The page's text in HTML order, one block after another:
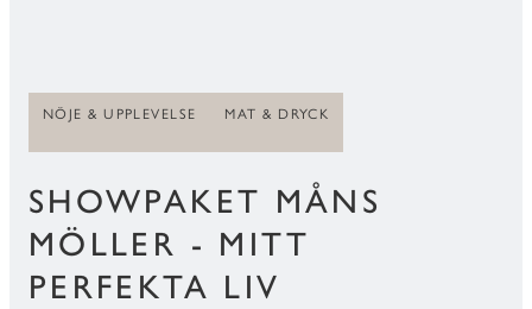
NÖJE & UPPLEVELSE MAT & DRYCK
SHOWPAKET MÅNS
MÖLLER - MITT
PERFEKTA LIV